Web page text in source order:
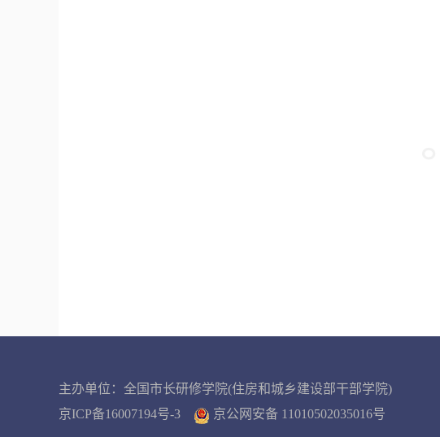
主办单位：全国市长研修学院(住房和城乡建设部干部学院)
京ICP备16007194号-3
京公网安备 11010502035016号